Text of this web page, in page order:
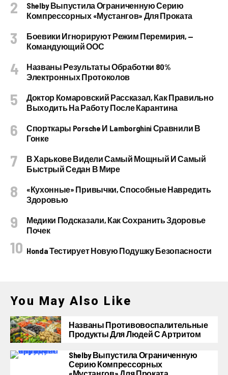
Shelby Выпустила Ограниченную Серию
Компрессорных «Мустангов» Для Проката
Боевики Игнорируют Режим Перемирия, —
Командующий ООС
Названы Результаты Обработки 80%
Электронных Протоколов
Доктор Комаровский Рассказал, Как Правильно
Выходить На Работу После Карантина
Спорткары Porsche И Lamborghini Сравнили В
Гонке
В Харькове Видели Самый Мощный И Самый
Быстрый Седан В Мире
«Кухонные» Привычки, Способные Навредить
Здоровью
Медики Подсказали, Как Сохранить Здоровье
Почек
Honda Тестирует Новую Подушку Безопасности
You May Also Like
Названы Противовоспалительные
Продукты Для Людей С Артритом
Shelby Выпустила Ограниченную
Серию Компрессорных